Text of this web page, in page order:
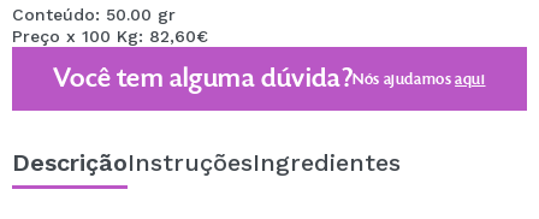
Conteúdo: 50.00 gr
Preço x 100 Kg: 82,60€
Você tem alguma dúvida?Nós ajudamosaqui
DescriçãoInstruçõesIngredientes